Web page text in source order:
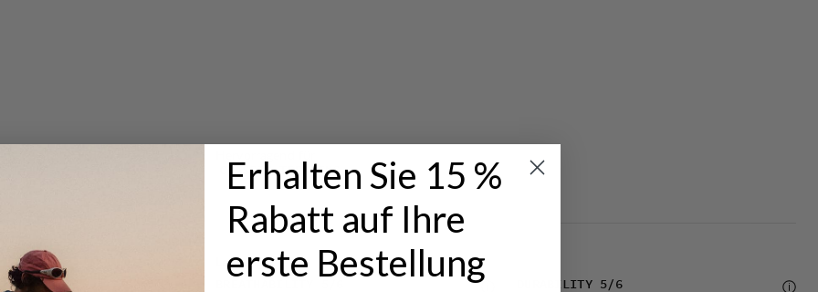
CLASSIC TREKKING
Leistung
DURABILITY 5/6
Erhalten Sie 15 %
Rabatt auf Ihre
erste Bestellung